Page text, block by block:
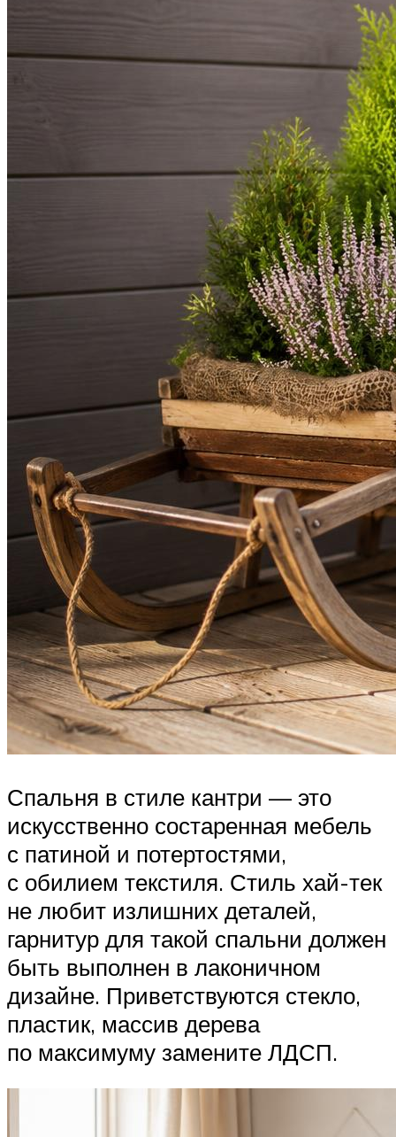
Спальня в стиле кантри — это
искусственно состаренная мебель
с патиной и потертостями,
с обилием текстиля. Стиль хай-тек
не любит излишних деталей,
гарнитур для такой спальни должен
быть выполнен в лаконичном
дизайне. Приветствуются стекло,
пластик, массив дерева
по максимуму замените ЛДСП.